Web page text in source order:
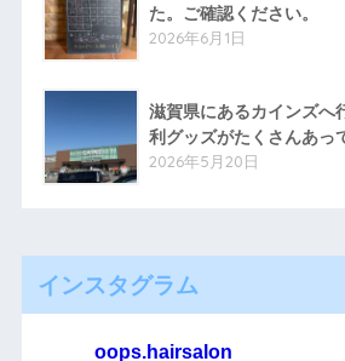
た。ご確認ください。
2026年6月1日
滋賀県にあるカインズへ
利グッズがたくさんあっ
2026年5月20日
インスタグラム
oops.hairsalon